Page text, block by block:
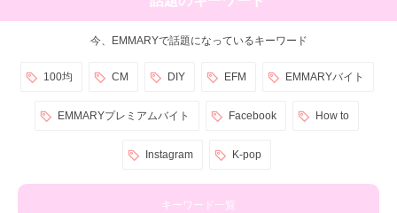
今、EMMARYで話題になっているキーワード
100均 CM DIY EFM EMMARYバイト
EMMARYプレミアムバイト Facebook How to
Instagram K-pop
キーワード一覧